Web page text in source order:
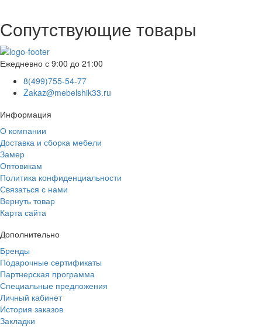
Сопутствующие товары
Ежедневно с 9:00 до 21:00
8(499)755-54-77
Zakaz@mebelshik33.ru
Информация
О компании
Доставка и сборка мебели
Замер
Оптовикам
Политика конфиденциальности
Связаться с нами
Вернуть товар
Карта сайта
Дополнительно
Бренды
Подарочные сертификаты
Партнерская программа
Специальные предложения
Личный кабинет
История заказов
Закладки